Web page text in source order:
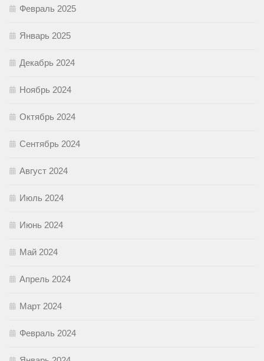
Февраль 2025
Январь 2025
Декабрь 2024
Ноябрь 2024
Октябрь 2024
Сентябрь 2024
Август 2024
Июль 2024
Июнь 2024
Май 2024
Апрель 2024
Март 2024
Февраль 2024